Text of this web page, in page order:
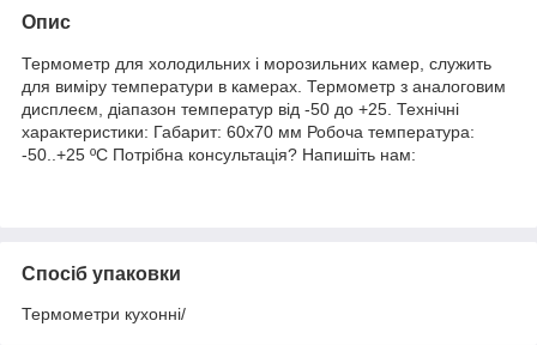
Опис
Термометр для холодильних і морозильних камер, служить
для виміру температури в камерах. Термометр з аналоговим
дисплеєм, діапазон температур від -50 до +25. Технічні
характеристики: Габарит: 60х70 мм Робоча температура:
-50..+25 ºС Потрібна консультація? Напишіть нам:
Спосіб упаковки
Термометри кухонні/